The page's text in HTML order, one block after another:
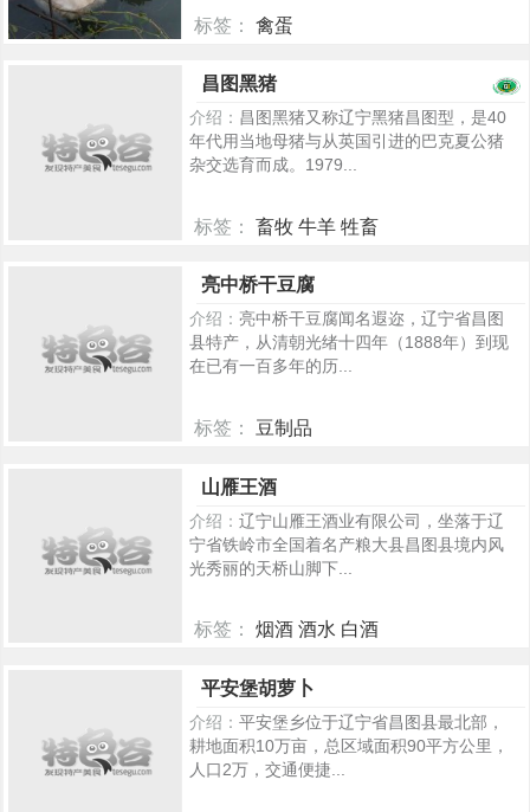
标签： 禽蛋
昌图黑猪
介绍： 昌图黑猪又称辽宁黑猪昌图型，是40
年代用当地母猪与从英国引进的巴克夏公猪
杂交选育而成。1979...
标签： 畜牧 牛羊 牲畜
亮中桥干豆腐
介绍： 亮中桥干豆腐闻名遐迩，辽宁省昌图
县特产，从清朝光绪十四年（1888年）到现
在已有一百多年的历...
标签： 豆制品
山雁王酒
介绍： 辽宁山雁王酒业有限公司，坐落于辽
宁省铁岭市全国着名产粮大县昌图县境内风
光秀丽的天桥山脚下...
标签： 烟酒 酒水 白酒
平安堡胡萝卜
介绍： 平安堡乡位于辽宁省昌图县最北部，
耕地面积10万亩，总区域面积90平方公里，
人口2万，交通便捷...